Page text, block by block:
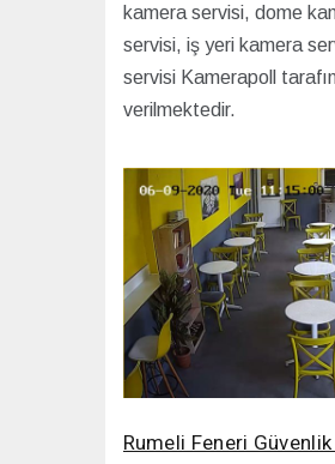
kamera servisi, dome
servisi, iş yeri kamera
servisi Kamerapoll
verilmektedir.
Rumeli Feneri